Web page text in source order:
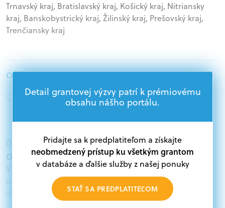
Trnavský kraj, Bratislavský kraj, Košický kraj, Nitriansky
kraj, Banskobystrický kraj, Žilinský kraj, Prešovský kraj,
Trenčiansky kraj
Oprávnení žiadatelia:
Samospráva, Štátna správa, Mimovládne organizácie
Ďalšie informácie:
Oprávnení žiadatelia:
V databáze grantov a dotácií na portáli Grantexpert.sk
nájdete aktuálne výzvy z eurofondov, plánu obnovy a
ďalších zdrojov.
Detail grantovej výzvy patrí k prémiovému
obsahu nášho portálu.
Pridajte sa k predplatiteľom a získajte
neobmedzený prístup ku všetkým grantom
v databáze a ďalšie služby z našej ponuky
STAŤ SA PREDPLATITEĽOM